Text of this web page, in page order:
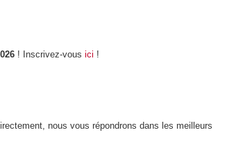
! Inscrivez-vousici !
nous vous répondrons dans les meilleurs